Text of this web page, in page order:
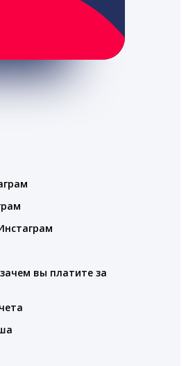
вы платите за